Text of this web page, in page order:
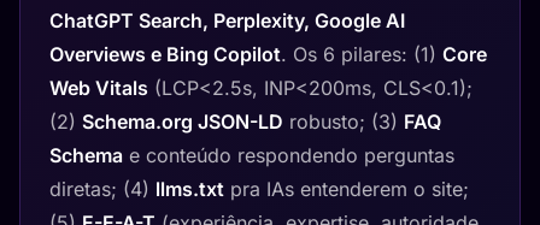
ChatGPT Search, Perplexity, Google AI
Overviews e Bing Copilot. Os 6 pilares: (1) Core
Web Vitals (LCP<2.5s, INP<200ms, CLS<0.1);
(2) Schema.org JSON-LD robusto; (3) FAQ
Schema e conteúdo respondendo perguntas
diretas; (4) llms.txt pra IAs entenderem o site;
Assistente Dumont Web
Online agora